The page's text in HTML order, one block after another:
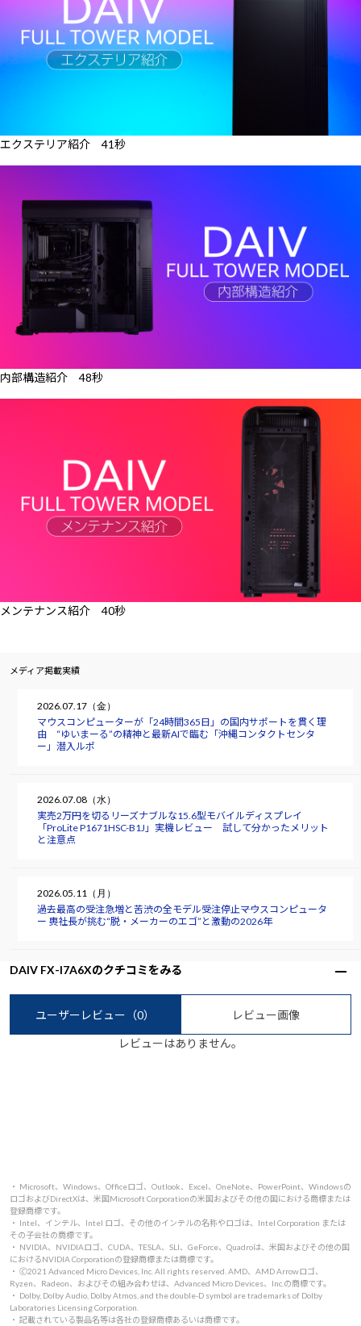
エクステリア紹介 41秒
内部構造紹介 48秒
メンテナンス紹介 40秒
メディア掲載実績
2026.07.17（金）
マウスコンピューターが「24時間365日」の国内サポートを貫く理
由 “ゆいまーる”の精神と最新AIで臨む「沖縄コンタクトセンタ
ー」潜入ルポ
2026.07.08（水）
実売2万円を切るリーズナブルな15.6型モバイルディスプレイ
「ProLite P1671HSC-B1J」実機レビュー 試して分かったメリット
と注意点
2026.05.11（月）
過去最高の受注急増と苦渋の全モデル受注停止――マウスコンピュータ
ー 軣社長が挑む“脱・メーカーのエゴ”と激動の2026年
DAIV FX-I7A6Xのクチコミをみる
ユーザーレビュー （0） レビュー画像
レビューはありません。
・ Microsoft、Windows、Officeロゴ、Outlook、Excel、OneNote、PowerPoint、Windowsの
ロゴおよびDirectXは、米国Microsoft Corporationの米国およびその他の国における商標または
登録商標です。
・ Intel、インテル、Intel ロゴ、その他のインテルの名称やロゴは、Intel Corporation または
その子会社の商標です。
・ NVIDIA、NVIDIAロゴ、CUDA、TESLA、SLI、GeForce、Quadroは、米国およびその他の国
におけるNVIDIA Corporationの登録商標または商標です。
・ 🄫2021 Advanced Micro Devices, Inc. All rights reserved. AMD、AMD Arrowロゴ、
Ryzen、Radeon、およびその組み合わせは、Advanced Micro Devices、Inc.の商標です。
・ Dolby, Dolby Audio, Dolby Atmos, and the double-D symbol are trademarks of Dolby
Laboratories Licensing Corporation.
・ 記載されている製品名等は各社の登録商標あるいは商標です。